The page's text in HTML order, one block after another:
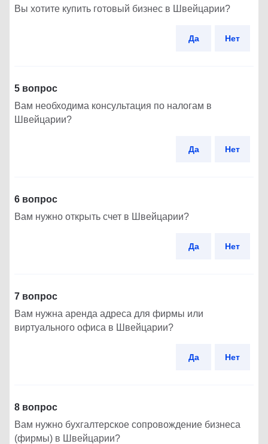
Вы хотите купить готовый бизнес в Швейцарии?
Да Нет
5 вопрос
Вам необходима консультация по налогам в
Швейцарии?
Да Нет
6 вопрос
Вам нужно открыть счет в Швейцарии?
Да Нет
7 вопрос
Вам нужна аренда адреса для фирмы или
виртуального офиса в Швейцарии?
Да Нет
8 вопрос
Вам нужно бухгалтерское сопровождение бизнеса
(фирмы) в Швейцарии?